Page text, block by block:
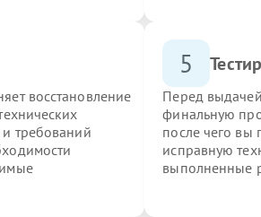
восстановление
и требований
5
Перед
финальную
после чего вы
исправную
выполненные